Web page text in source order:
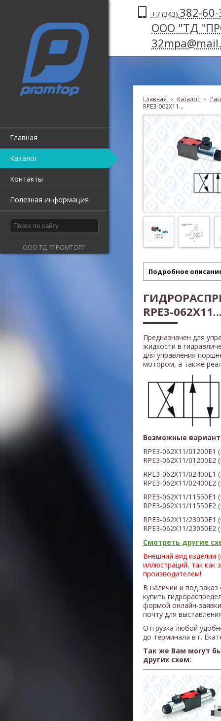
Главная
Каталог
Контакты
Полезная информация
ООО ТД "ПРОМТОП"
+7 (343) 382-
ООО "ТД
Главная › Каталог ›
RPE3-062X11...
Подробное
RPE3-
Предназначен для
жидкости в
для управления
мотором, а также
Возможные
RPE3-062X11/01200E1 (
RPE3-062X11/01200E2 (
RPE3-062X11/02400E1 (
RPE3-062X11/02400E2 (
RPE3-062X11/11550E1 (
RPE3-062X11/11550E2 (
RPE3-062X11/23050E1
RPE3-062X11/23050E2
Смотреть другие
Внешний вид изделия
иллюстраций, так как
производителем!
В наличии и под
купить
формой онлайн-
почту для
Отгрузка любой
до терминала в г.
Так же Вам могут
других схем: